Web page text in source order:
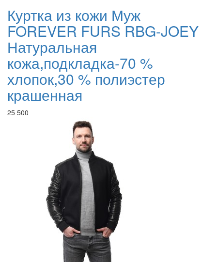
Куртка из кожи Муж
FOREVER FURS RBG-JOEY
Натуральная
кожа,подкладка-70 %
хлопок,30 % полиэстер
крашенная
25 500